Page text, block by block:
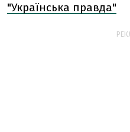
"Українська правда"